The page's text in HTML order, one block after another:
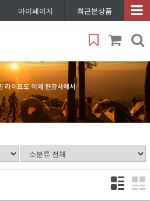
마이페이지 최근본상품